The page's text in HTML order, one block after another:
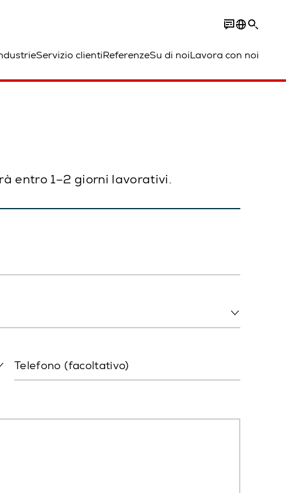
Servizio clientiReferenzeSu di noiLavora con noi
entro 1–2 giorni lavorativi.
Telefono (facoltativo)